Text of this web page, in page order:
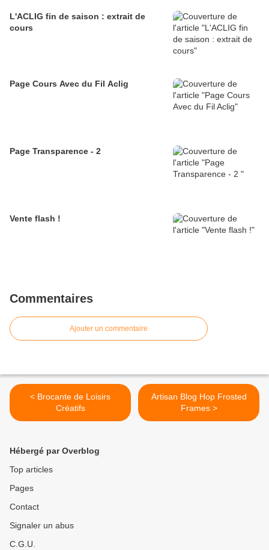
L'ACLIG fin de saison : extrait de
cours
Page Cours Avec du Fil Aclig
Page Transparence - 2
Vente flash !
Commentaires
Ajouter un commentaire
< Brocante de Loisirs
Créatifs
Artisan Blog Hop Frosted
Frames >
Hébergé par Overblog
Top articles
Pages
Contact
Signaler un abus
C.G.U.